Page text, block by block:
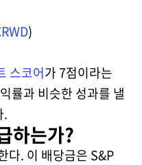
)
스코어가 7점이라는
률과 비슷한 성과를 낼
.
하는가?
다. 이 배당금은 S&P